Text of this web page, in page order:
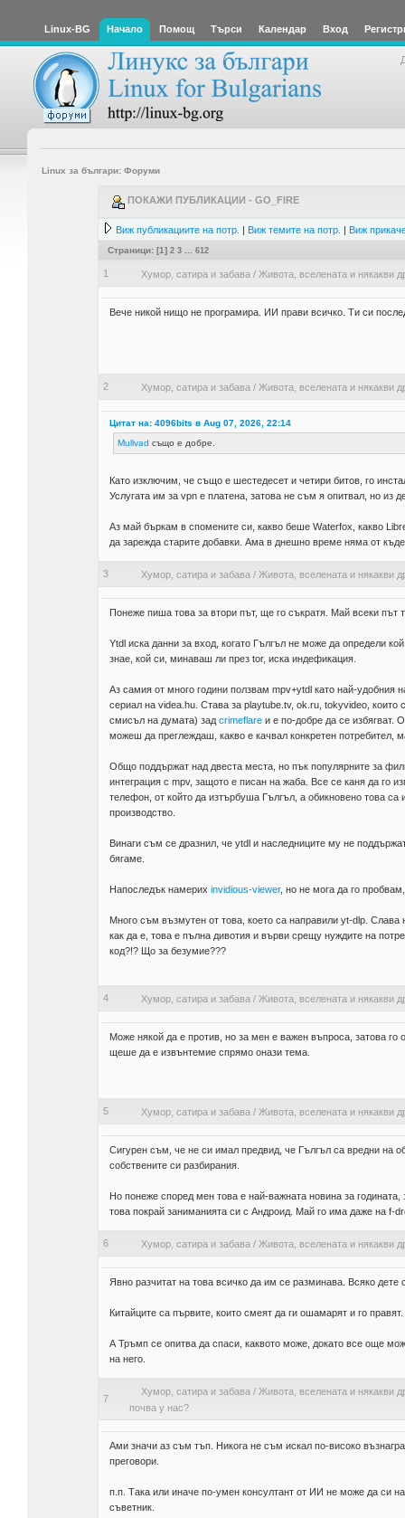
Linux-BG Начало Помощ Търси Календар Вход
Linux за българи: Форуми
ПОКАЖИ ПУБЛИКАЦИИ - GO_FIRE
Виж публикациите на потр. | Виж темите на потр. | Виж
Страници: [1] 2 3 612
1 Хумор, сатира и забава / Живота, вселената и някакви
Вече никой нищо не програмира. ИИ прави всичко. Ти си
2 Хумор, сатира и забава / Живота, вселената и някакви
Цитат на: 4096bits в Aug 07, 2026, 22:14
Mullvad също е добре.
Като изключим, че също е шестедесет и четири битов, го
Услугата им за vpn е платена, затова не съм я опитвал, но из
Аз май бъркам в спомените си, какво беше Waterfox, какво
да зарежда старите добавки. Ама в днешно време няма от
3 Хумор, сатира и забава / Живота, вселената и някакви
Понеже пиша това за втори път, ще го съкратя. Май всеки път
Ytdl иска данни за вход, когато Гългъл не може да определи
знае, кой си, минаваш ли през tor, иска индефикация.
Аз самия от много години ползвам mpv+ytdl като най-удобния
сериал на videa.hu. Става за playtube.tv, ok.ru, tokyvideo, които
смисъл на думата) зад crimeflareи е по-добре да се избягват.
можеш да преглеждаш, какво е качвал конкретен потребител,
Общо поддържат над двеста места, но пък популярните за
интеграция с mpv, защото е писан на жаба. Все се каня да го
телефон, от който да изтърбуша Гългъл, а обикновено това
производство.
Винаги съм се дразнил, че ytdl и наследниците му не
бягаме.
Напоследък намерих invidious-viewer, но не мога да го
Много съм възмутен от това, което са направили yt-dlp.
как да е, това е пълна дивотия и върви срещу нуждите на
код?!? Що за безумие???
4 Хумор, сатира и забава / Живота, вселената и някакви
Може някой да е против, но за мен е важен въпроса, затова
щеше да е извънтемие спрямо онази тема.
5 Хумор, сатира и забава / Живота, вселената и някакви
Сигурен съм, че не си имал предвид, че Гългъл са вредни на
собствените си разбирания.
Но понеже според мен това е най-важната новина за
това покрай заниманията си с Андроид. Май го има даже на f-
6 Хумор, сатира и забава / Живота, вселената и някакви
Явно разчитат на това всичко да им се разминава. Всяко дете
Китайците са първите, които смеят да ги ошамарят и го правят.
А Тръмп се опитва да спаси, каквото може, докато все още
на него.
7
Хумор, сатира и забава / Живота, вселената и някакви
почва у нас?
Ами значи аз съм тъп. Никога не съм искал по-високо
преговори.
п.п. Така или иначе по-умен консултант от ИИ не може да си
съветник.